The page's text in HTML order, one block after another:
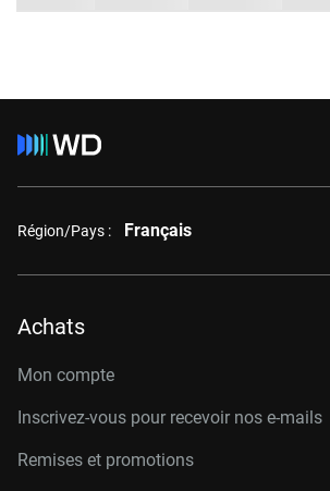
Région/Pays : Français
Achats
Mon compte
Inscrivez-vous pour recevoir nos e-mails
Remises et promotions